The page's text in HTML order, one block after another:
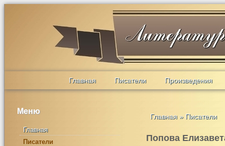
Главная Писатели Произведения
Меню
Главная
Писатели
Главная » Писатели
Попова